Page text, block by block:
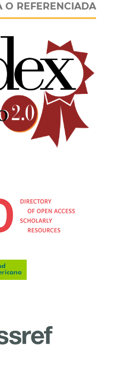
O REFERENCIADA